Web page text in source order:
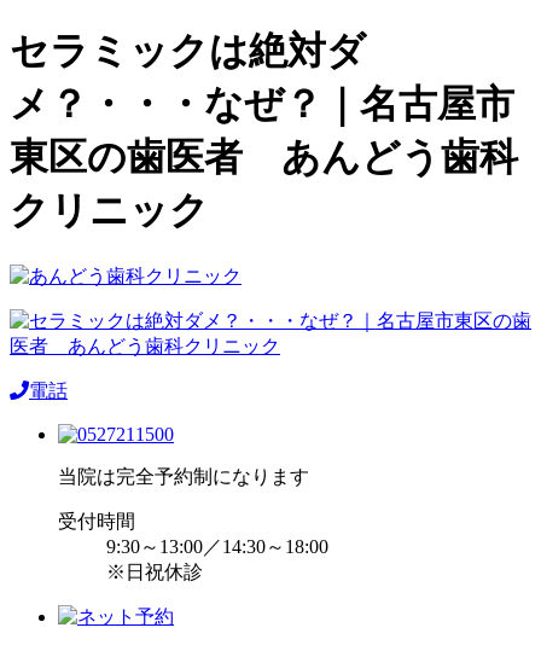
セラミックは絶対ダ
メ？・・・なぜ？｜名古屋市
東区の歯医者 あんどう歯科
クリニック
電話
当院は完全予約制になります
受付時間
9:30～13:00／14:30～18:00
※日祝休診